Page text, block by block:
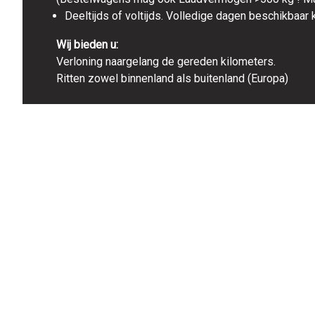
Deeltijds of voltijds. Volledige dagen beschikbaar
Wij bieden u:
Verloning naargelang de gereden kilometers.
Ritten zowel binnenland als buitenland (Europa)